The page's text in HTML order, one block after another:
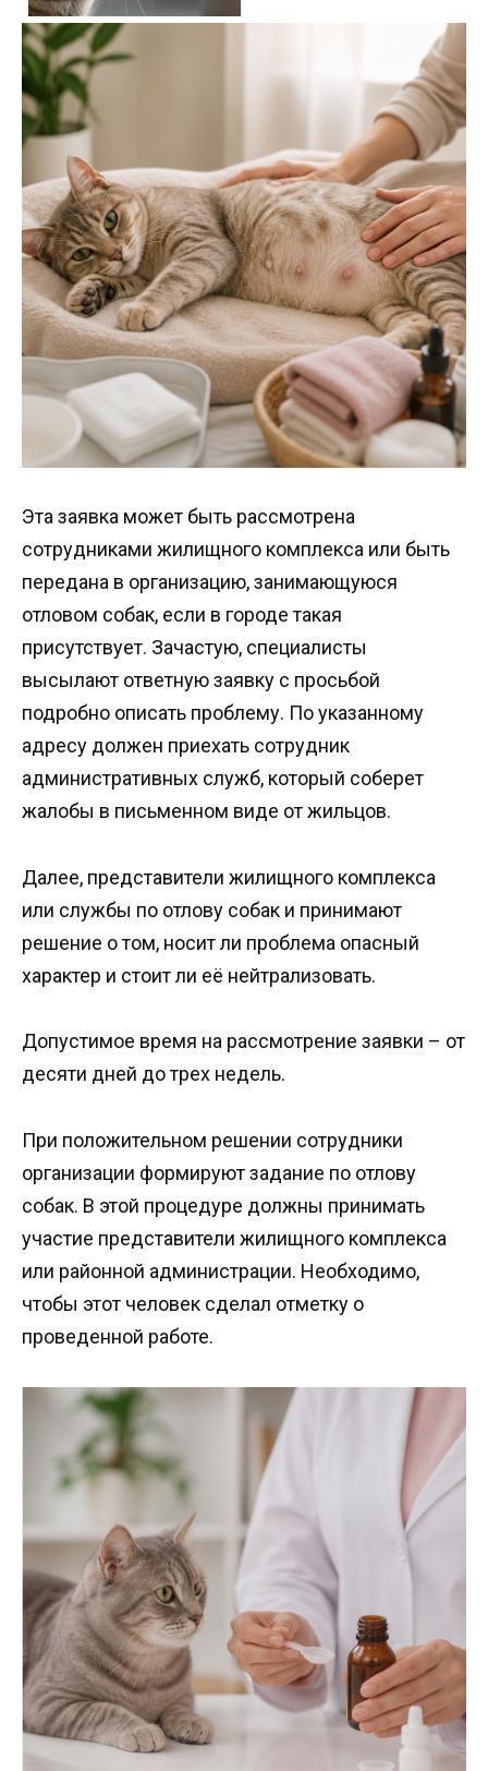
Эта заявка может быть рассмотрена
сотрудниками жилищного комплекса или быть
передана в организацию, занимающуюся
отловом собак, если в городе такая
присутствует. Зачастую, специалисты
высылают ответную заявку с просьбой
подробно описать проблему. По указанному
адресу должен приехать сотрудник
административных служб, который соберет
жалобы в письменном виде от жильцов.
Далее, представители жилищного комплекса
или службы по отлову собак и принимают
решение о том, носит ли проблема опасный
характер и стоит ли её нейтрализовать.
Допустимое время на рассмотрение заявки – от
десяти дней до трех недель.
При положительном решении сотрудники
организации формируют задание по отлову
собак. В этой процедуре должны принимать
участие представители жилищного комплекса
или районной администрации. Необходимо,
чтобы этот человек сделал отметку о
проведенной работе.